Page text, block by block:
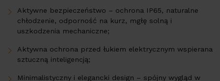
Aktywne bezpieczeństwo – ochrona IP65, naturalne
chłodzenie, odporność na kurz, mgłę solną i
uszkodzenia mechaniczne;
Aktywna ochrona przed łukiem elektrycznym wspierana
sztuczną inteligencją;
Minimalistyczny i elegancki design – spójny wygląd w